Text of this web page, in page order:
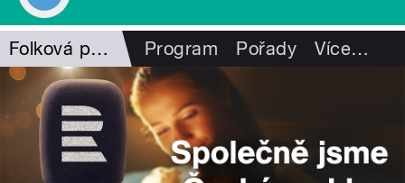
Folková pohlazení Program Pořady Více…